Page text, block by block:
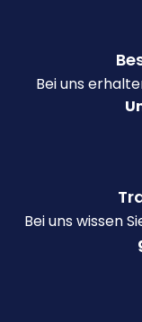
Bei uns
Bei uns wissen